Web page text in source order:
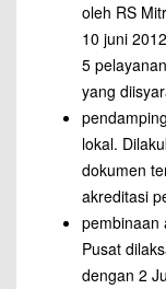
oleh RS
10 juni
5
yang
lokal.
dokumen
akreditasi
pembinaan
Pusat
dengan 2